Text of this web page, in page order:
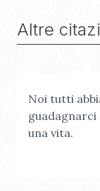
Altre
Noi tutti
guadagnarci
una vita.